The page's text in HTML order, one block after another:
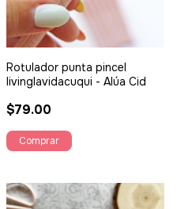
Rotulador punta pincel
livinglavidacuqui - Alúa Cid
$79.00